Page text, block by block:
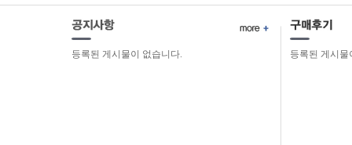
등록된 게시물이 없습니다. 등록된 게시물